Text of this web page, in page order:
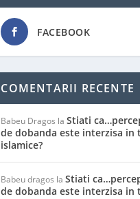
FACEBOOK
COMENTARII RECENTE
Babeu Dragos laStiati
de dobanda este interzisa in
islamice?
Babeu dragos laStiati
de dobanda este interzisa in